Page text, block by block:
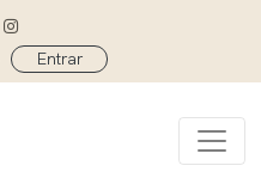
Entrar